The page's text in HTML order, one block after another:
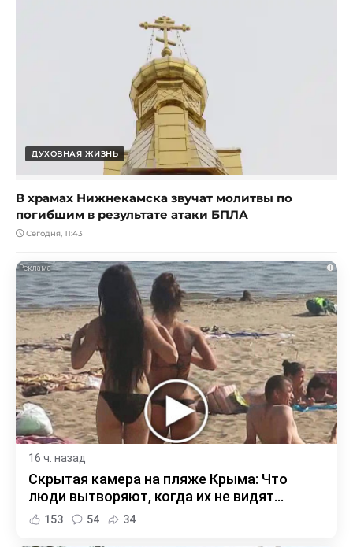
ДУХОВНАЯ ЖИЗНЬ
В храмах Нижнекамска звучат молитвы по
погибшим в результате атаки БПЛА
Сегодня, 11:43
i
16 ч. назад
Скрытая камера на пляже Крыма: Что
люди вытворяют, когда их не видят...
153 54 34